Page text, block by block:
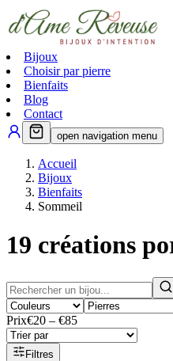
Bijoux
Choisir par pierre
Bienfaits
Blog
Contact
open navigation menu
Accueil
Bijoux
Bienfaits
Sommeil
19 créations
Prix€20 – €85
Filtres